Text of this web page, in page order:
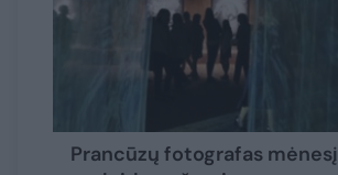
Prancūzų fotografas mėnesį